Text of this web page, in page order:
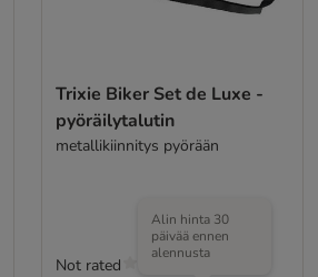
Trixie Biker Set de Luxe -
pyöräilytalutin
metallikiinnitys pyörään
Alin hinta 30
päivää ennen
alennusta
Not rated